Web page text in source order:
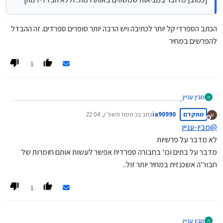
הכתב הספרדי קל יותר לכתיבה ויש הרבה יותר סופרים ספרדים. זה ההבדל
להפרשים במחיר
1
מ מבין עניין
@ia90990said:
שאלתי מו"צ שבקיא בנושא ואמר שאצל אשכנזים יכול להיות
באותו רמה בדיוק ויקחו לך 2000 ש"ח יותר במקרה הטוב...
הכתב הספרדי קל יותר לכתיבה ויש הרבה יותר סופרים ספרדים. זה
ההבדל להפרשים במחיר
מנותק
מתקדם ia90990כתב בכ תמוז תשפ״ו, 22:04
נערך לאחרונה על ידי
@מבין-עניין
לא מדבר על פרשיות
מדבר על בתים וכו' בחבורה ספרדית אפשר לעשות אותם חומרות של
חבור'ה אשכנזית במחיר יותר זול..
1
מ מבין עניין